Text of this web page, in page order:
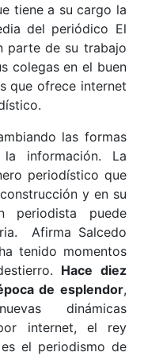
tiene a su cargo la
del periódico El
parte de su trabajo
colegas en el buen
que ofrece internet
las formas
información. La
periodístico que
y en su
periodista puede
Afirma Salcedo
tenido momentos
Hace diez
de esplendor,
dinámicas
internet, el rey
el periodismo de